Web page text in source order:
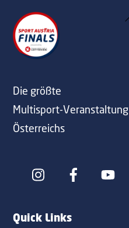
Die größte
Multisport-Veranstaltung
Österreichs
Icon
Icon
Quick Links